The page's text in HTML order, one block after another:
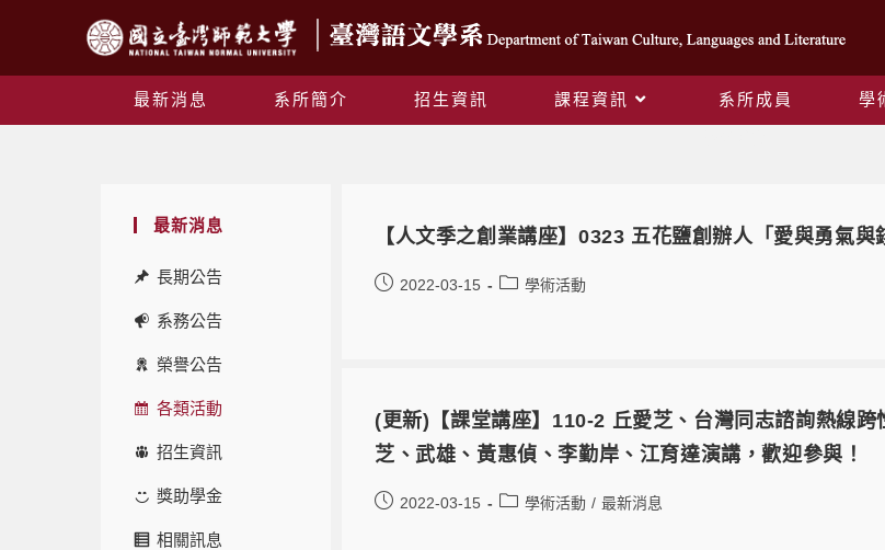
最新消息 系所簡介 招生資訊 課程資訊 系所成員 學
最新消息
長期公告
系務公告
榮譽公告
各類活動
招生資訊
獎助學金
相關訊息
【人文季之創業講座】0323 五花鹽創辦人「愛與勇氣
2022-03-15 學術活動
(更新)【課堂講座】110-2 丘愛芝、台灣同志諮詢熱線
芝、武雄、黃惠偵、李勤岸、江育達演講，歡迎參與！
2022-03-15 學術活動 / 最新消息